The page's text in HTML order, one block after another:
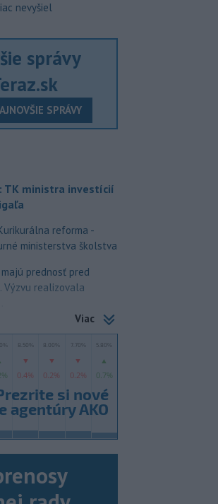
nevyšiel
správy
SPRÁVY
TK ministra investícií
reforma -
ministerstva školstva
prednosť pred
Výzvu realizovala
Viac